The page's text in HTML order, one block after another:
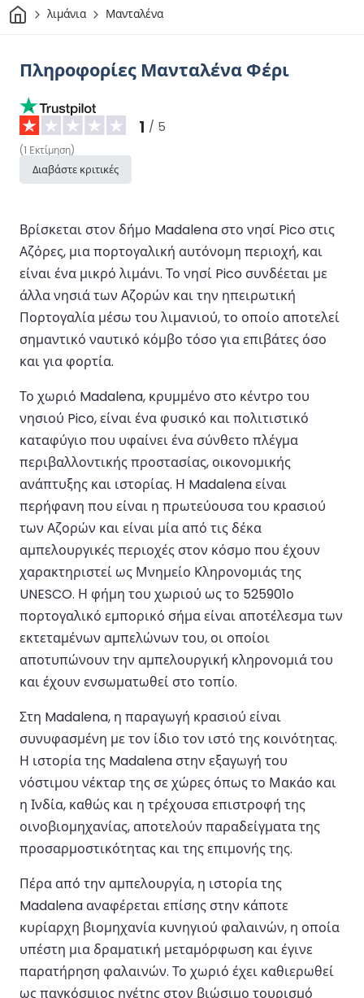
Σπίτιλιμάνια Μανταλένα
Πληροφορίες Μανταλένα Φέρι
1 / 5
(1 Εκτίμηση)
Διαβάστε κριτικές
Βρίσκεται στον δήμο Madalena στο νησί Pico στις
Αζόρες, μια πορτογαλική αυτόνομη περιοχή, και
είναι ένα μικρό λιμάνι. Το νησί Pico συνδέεται με
άλλα νησιά των Αζορών και την ηπειρωτική
Πορτογαλία μέσω του λιμανιού, το οποίο αποτελεί
σημαντικό ναυτικό κόμβο τόσο για επιβάτες όσο
και για φορτία.
Το χωριό Madalena, κρυμμένο στο κέντρο του
νησιού Pico, είναι ένα φυσικό και πολιτιστικό
καταφύγιο που υφαίνει ένα σύνθετο πλέγμα
περιβαλλοντικής προστασίας, οικονομικής
ανάπτυξης και ιστορίας. Η Madalena είναι
περήφανη που είναι η πρωτεύουσα του κρασιού
των Αζορών και είναι μία από τις δέκα
αμπελουργικές περιοχές στον κόσμο που έχουν
χαρακτηριστεί ως Μνημείο Κληρονομιάς της
UNESCO. Η φήμη του χωριού ως το 525901ο
πορτογαλικό εμπορικό σήμα είναι αποτέλεσμα των
εκτεταμένων αμπελώνων του, οι οποίοι
αποτυπώνουν την αμπελουργική κληρονομιά του
και έχουν ενσωματωθεί στο τοπίο.
Στη Madalena, η παραγωγή κρασιού είναι
συνυφασμένη με τον ίδιο τον ιστό της κοινότητας.
Η ιστορία της Madalena στην εξαγωγή του
νόστιμου νέκταρ της σε χώρες όπως το Μακάο και
η Ινδία, καθώς και η τρέχουσα επιστροφή της
οινοβιομηχανίας, αποτελούν παραδείγματα της
προσαρμοστικότητας και της επιμονής της.
Πέρα από την αμπελουργία, η ιστορία της
Madalena αναφέρεται επίσης στην κάποτε
κυρίαρχη βιομηχανία κυνηγιού φαλαινών, η οποία
υπέστη μια δραματική μεταμόρφωση και έγινε
παρατήρηση φαλαινών. Το χωριό έχει καθιερωθεί
ως παγκόσμιος ηγέτης στον βιώσιμο τουρισμό